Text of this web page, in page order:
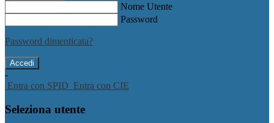
Nome Utente
Password
Password dimenticata?
-
Entra con SPID Entra con CIE
Seleziona utente